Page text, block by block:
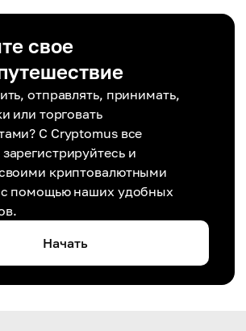
свое
отправлять, принимать,
или торговать
С Cryptomus все
и
криптовалютными
помощью наших удобных
Начать